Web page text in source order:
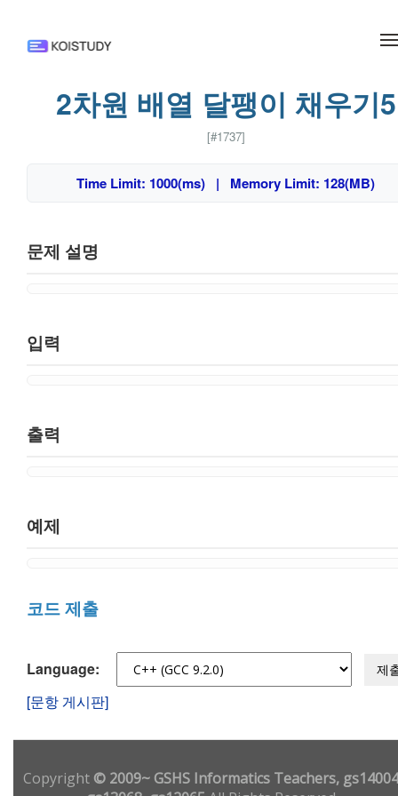
2차원 배열 달팽이 채우기5
[#1737]
Time Limit: 1000(ms) | Memory Limit: 128(MB)
문제 설명
입력
출력
예제
코드 제출
Language: 제
[문항 게시판]
Copyright© 2009~ GSHS Informatics Teachers,